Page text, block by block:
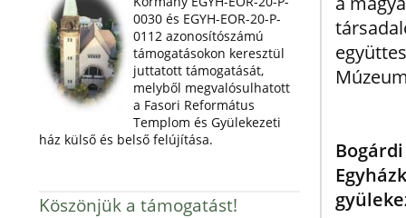
0030 és EGYH-EOR-20-P-
0112 azonosítószámú
támogatásokon keresztül
juttatott támogatását,
melyből megvalósulhatott
a Fasori Református
Templom és Gyülekezeti
ház külső és belső felújítása.
Köszönjük a támogatást!